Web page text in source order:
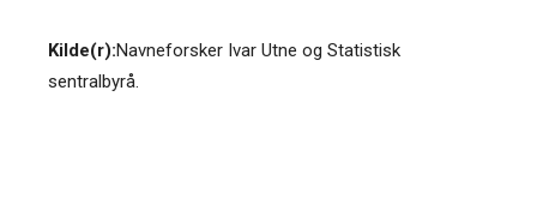
Kilde(r):Navneforsker Ivar Utne og Statistisk
sentralbyrå.